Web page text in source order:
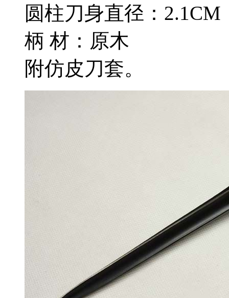
圆柱刀身直径：2.1CM
柄 材：原木
附仿皮刀套。